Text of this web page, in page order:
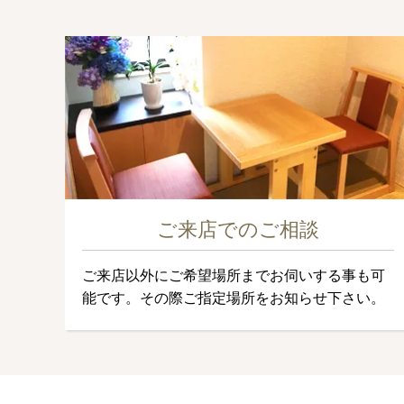
ご来店でのご相談
ご来店以外にご希望場所までお伺いする事も可
能です。その際ご指定場所をお知らせ下さい。